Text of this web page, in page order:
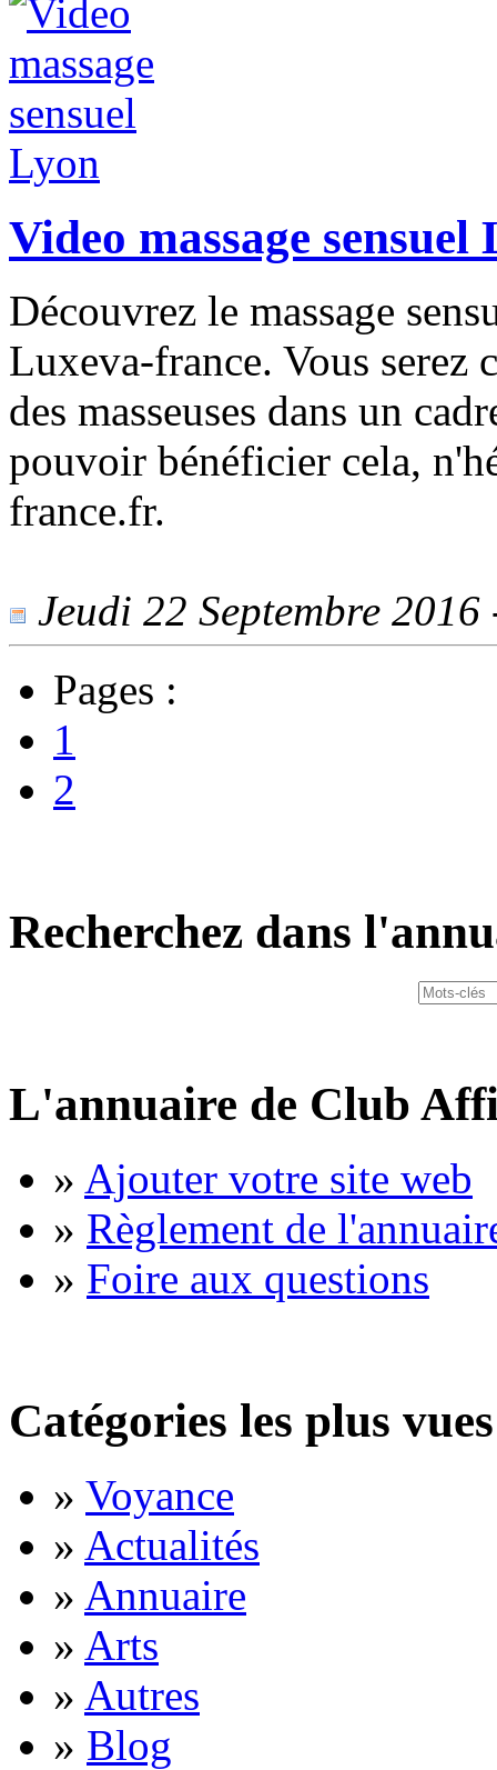
Video massage sensuel
Découvrez le massage
Luxeva-france. Vous serez
des masseuses dans un
pouvoir bénéficier cela,
france.fr.
Jeudi 22 Septembre
Pages :
1
2
Recherchez dans
L'annuaire de Club
» Ajouter votre site web
» Règlement de
» Foire aux questions
Catégories les plus vues
» Voyance
» Actualités
» Annuaire
» Arts
» Autres
» Blog